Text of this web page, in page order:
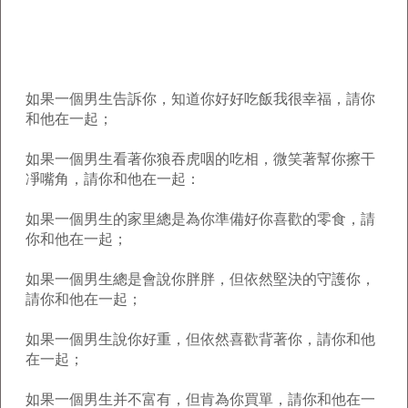
如果一個男生告訴你，知道你好好吃飯我很幸福，請你
和他在一起；
如果一個男生看著你狼吞虎咽的吃相，微笑著幫你擦干
凈嘴角，請你和他在一起：
如果一個男生的家里總是為你準備好你喜歡的零食，請
你和他在一起；
如果一個男生總是會說你胖胖，但依然堅決的守護你，
請你和他在一起；
如果一個男生說你好重，但依然喜歡背著你，請你和他
在一起；
如果一個男生并不富有，但肯為你買單，請你和他在一